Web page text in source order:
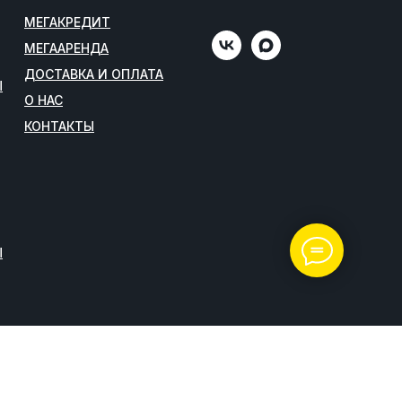
МЕГАКРЕДИТ
МЕГААРЕНДА
ДОСТАВКА И ОПЛАТА
О НАС
КОНТАКТЫ